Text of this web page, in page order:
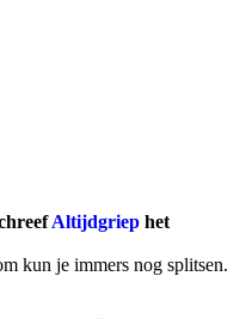
Altijdgriep het
kun je immers nog splitsen.